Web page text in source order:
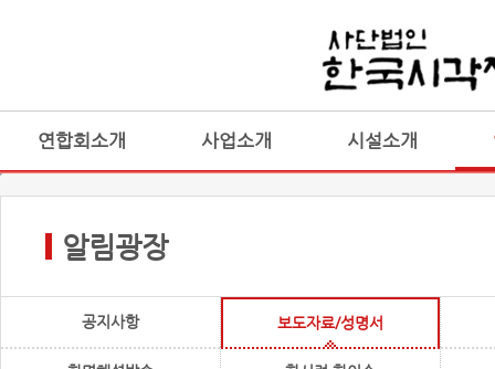
연합회소개 사업소개 시설소개
알림광장
공지사항 보도자료/성명서